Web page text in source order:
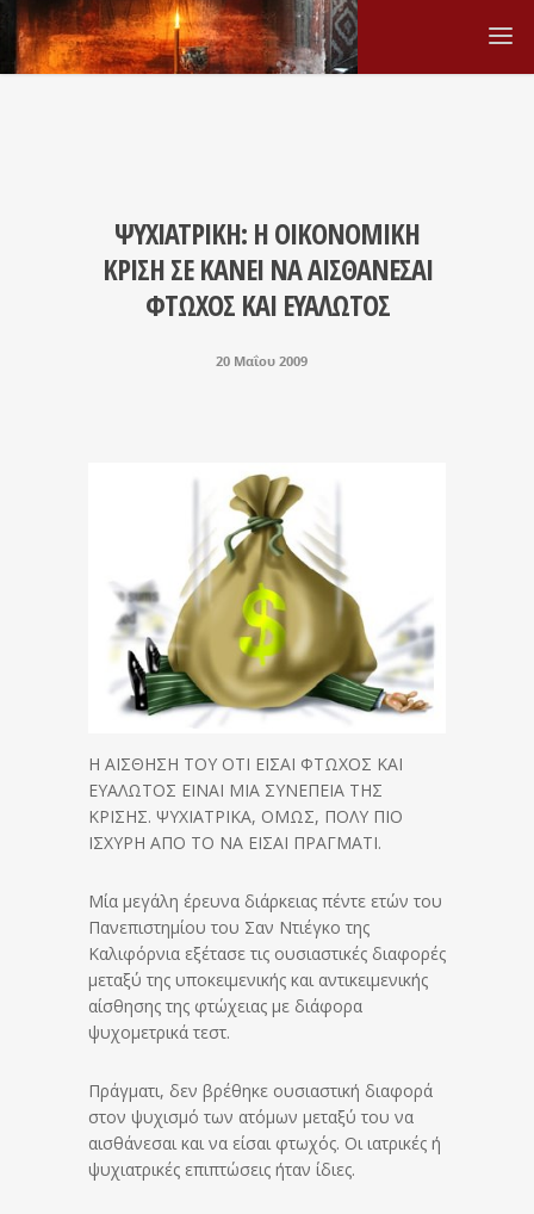
ΨΥΧΙΑΤΡΙΚΗ: Η ΟΙΚΟΝΟΜΙΚΗ
ΚΡΙΣΗ ΣΕ ΚΑΝΕΙ ΝΑ ΑΙΣΘΑΝΕΣΑΙ
ΦΤΩΧΟΣ ΚΑΙ ΕΥΑΛΩΤΟΣ
20 Μαΐου 2009
Η ΑΙΣΘΗΣΗ ΤΟΥ ΟΤΙ ΕΙΣΑΙ ΦΤΩΧΟΣ ΚΑΙ
ΕΥΑΛΩΤΟΣ ΕΙΝΑΙ ΜΙΑ ΣΥΝΕΠΕΙΑ ΤΗΣ
ΚΡΙΣΗΣ. ΨΥΧΙΑΤΡΙΚΑ, ΟΜΩΣ, ΠΟΛΥ ΠΙΟ
ΙΣΧΥΡΗ ΑΠΟ ΤΟ ΝΑ ΕΙΣΑΙ ΠΡΑΓΜΑΤΙ.
Μία μεγάλη έρευνα διάρκειας πέντε ετών του
Πανεπιστημίου του Σαν Ντιέγκο της
Καλιφόρνια εξέτασε τις ουσιαστικές διαφορές
μεταξύ της υποκειμενικής και αντικειμενικής
αίσθησης της φτώχειας με διάφορα
ψυχομετρικά τεστ.
Πράγματι, δεν βρέθηκε ουσιαστική διαφορά
στον ψυχισμό των ατόμων μεταξύ του να
αισθάνεσαι και να είσαι φτωχός. Οι ιατρικές ή
ψυχιατρικές επιπτώσεις ήταν ίδιες.